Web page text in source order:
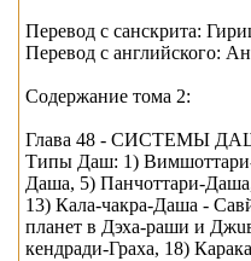
Перевод с санскрита:
Перевод с английского:
Содержание тома 2:
Глава 48 - СИСТЕМЫ
Типы Даш: 1) Вимшоттари-
Дашa, 5) Панчоттари-
13) Кaла-чакра-Дашa -
планет в Дэха-рaши и
кендради-Граха, 18)